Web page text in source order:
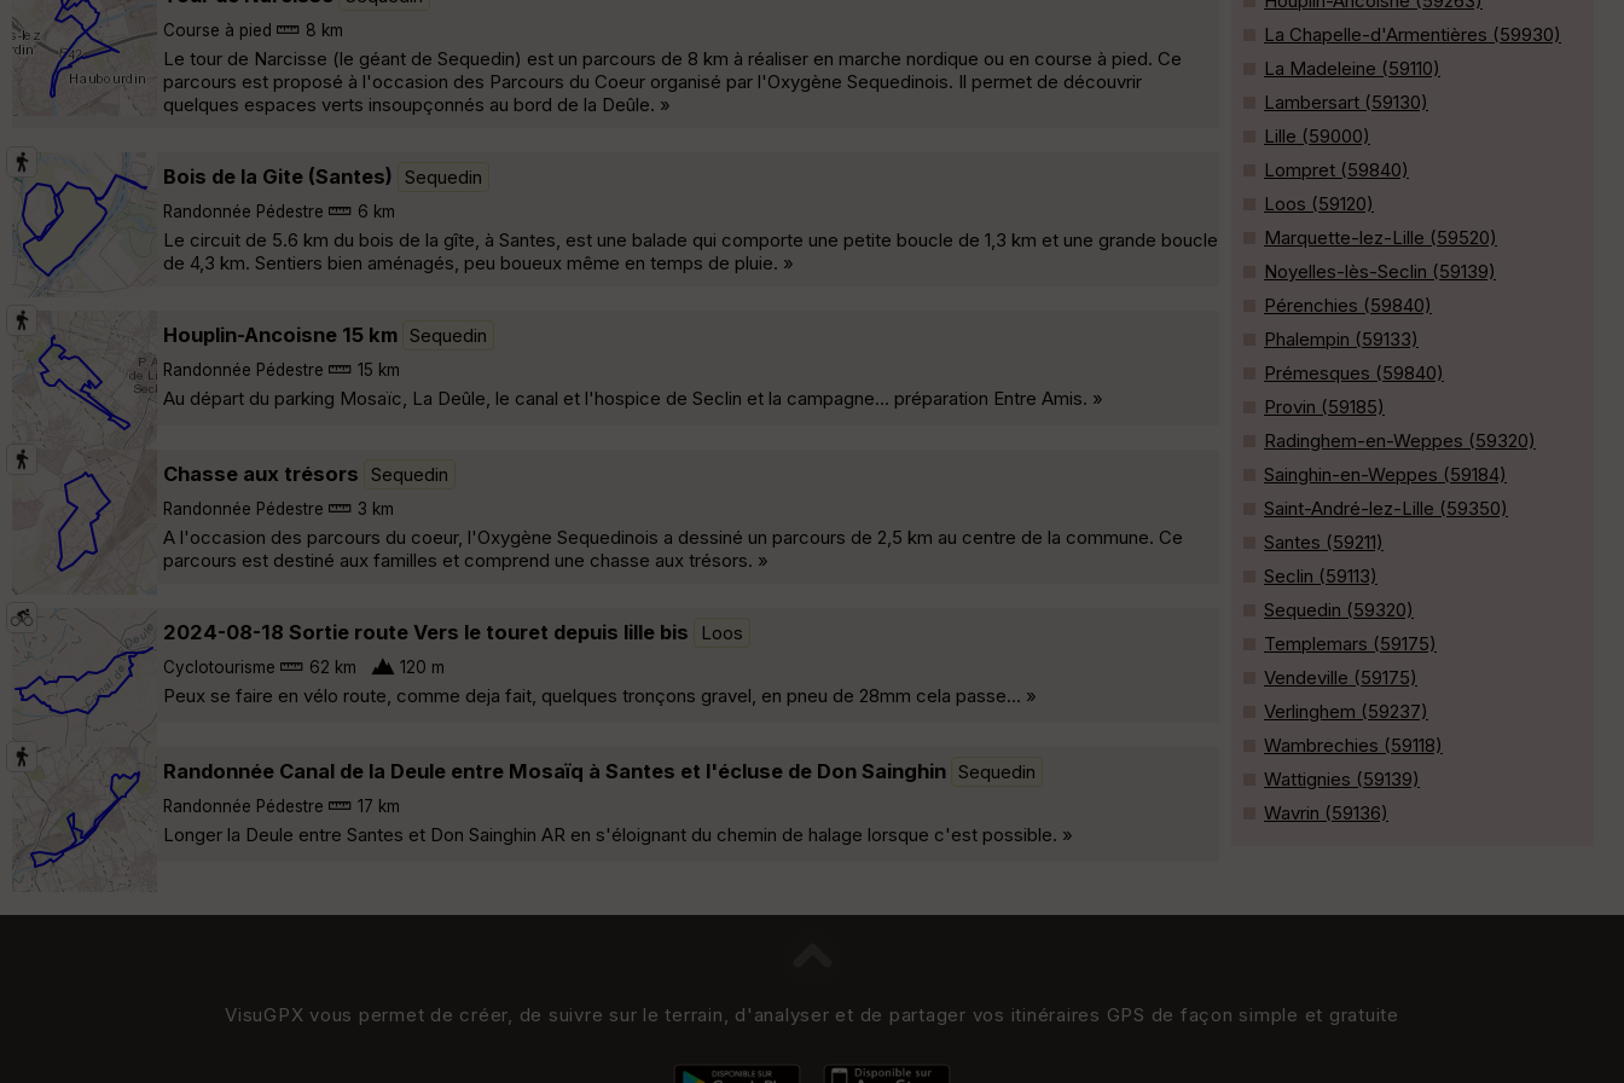
Course à pied 8 km
Le tour de Narcisse (le géant de Sequedin) est un parcours de 8 km à réaliser en marche nordique ou en course à pied. Ce
parcours est proposé à l'occasion des Parcours du Coeur organisé par l'Oxygène Sequedinois. Il permet de découvrir
quelques espaces verts insoupçonnés au bord de la Deûle. »
Bois de la Gite (Santes) Sequedin
Randonnée Pédestre 6 km
Le circuit de 5.6 km du bois de la gîte, à Santes, est une balade qui comporte une petite boucle de 1,3 km et une grande boucle
de 4,3 km. Sentiers bien aménagés, peu boueux même en temps de pluie. »
Houplin-Ancoisne 15 km Sequedin
Randonnée Pédestre 15 km
Au départ du parking Mosaïc, La Deûle, le canal et l'hospice de Seclin et la campagne… préparation Entre Amis. »
Chasse aux trésors Sequedin
Randonnée Pédestre 3 km
A l'occasion des parcours du coeur, l'Oxygène Sequedinois a dessiné un parcours de 2,5 km au centre de la commune. Ce
parcours est destiné aux familles et comprend une chasse aux trésors. »
2024-08-18 Sortie route Vers le touret depuis lille bis Loos
Cyclotourisme 62 km 120 m
Peux se faire en vélo route, comme deja fait, quelques tronçons gravel, en pneu de 28mm cela passe... »
Randonnée Canal de la Deule entre Mosaïq à Santes et l'écluse de Don Sainghin Sequedin
Randonnée Pédestre 17 km
Longer la Deule entre Santes et Don Sainghin AR en s'éloignant du chemin de halage lorsque c'est possible. »
La Chapelle-d'Armentières (59930)
La Madeleine (59110)
Lambersart (59130)
Lille (59000)
Lompret (59840)
Loos (59120)
Marquette-lez-Lille (59520)
Noyelles-lès-Seclin (59139)
Pérenchies (59840)
Phalempin (59133)
Prémesques (59840)
Provin (59185)
Radinghem-en-Weppes (59320)
Sainghin-en-Weppes (59184)
Saint-André-lez-Lille (59350)
Santes (59211)
Seclin (59113)
Sequedin (59320)
Templemars (59175)
Vendeville (59175)
Verlinghem (59237)
Wambrechies (59118)
Wattignies (59139)
Wavrin (59136)
VisuGPX vous permet de créer, de suivre sur le terrain, d'analyser et de partager vos itinéraires GPS de façon simple et gratuite